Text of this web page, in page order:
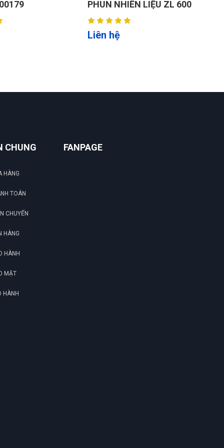
LIỆU ZL 600
THỊ KIM (LOẠI CƠ)
HH00184
CHUNG
HÀNG
TOÁN
CHUYỂN
HÀNG
HÀNH
MẬT
HÀNH
FANPAGE